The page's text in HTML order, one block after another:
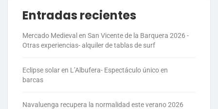
Entradas recientes
Mercado Medieval en San Vicente de la Barquera 2026 -
Otras experiencias- alquiler de tablas de surf
Eclipse solar en L’Albufera- Espectáculo único en
barcas
Navaluenga recupera la normalidad este verano 2026